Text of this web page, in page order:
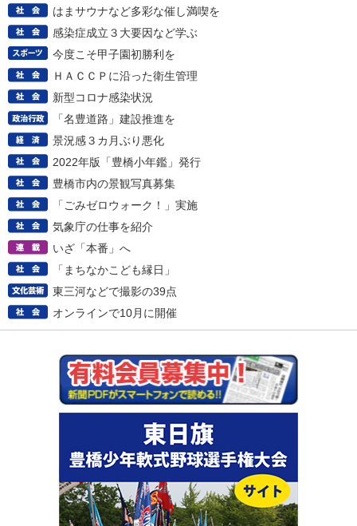
はまサウナなど多彩な催し満喫を
感染症成立３大要因など学ぶ
今度こそ甲子園初勝利を
ＨＡＣＣＰに沿った衛生管理
新型コロナ感染状況
「名豊道路」建設推進を
景況感３カ月ぶり悪化
2022年版「豊橋小年鑑」発行
豊橋市内の景観写真募集
「ごみゼロウォーク！」実施
気象庁の仕事を紹介
いざ「本番」へ
「まちなかこども縁日」
東三河などで撮影の39点
オンラインで10月に開催